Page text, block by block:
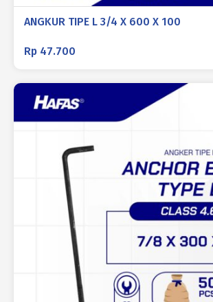
ANGKUR TIPE L 3/4 X 600 X 100
Rp 47.700